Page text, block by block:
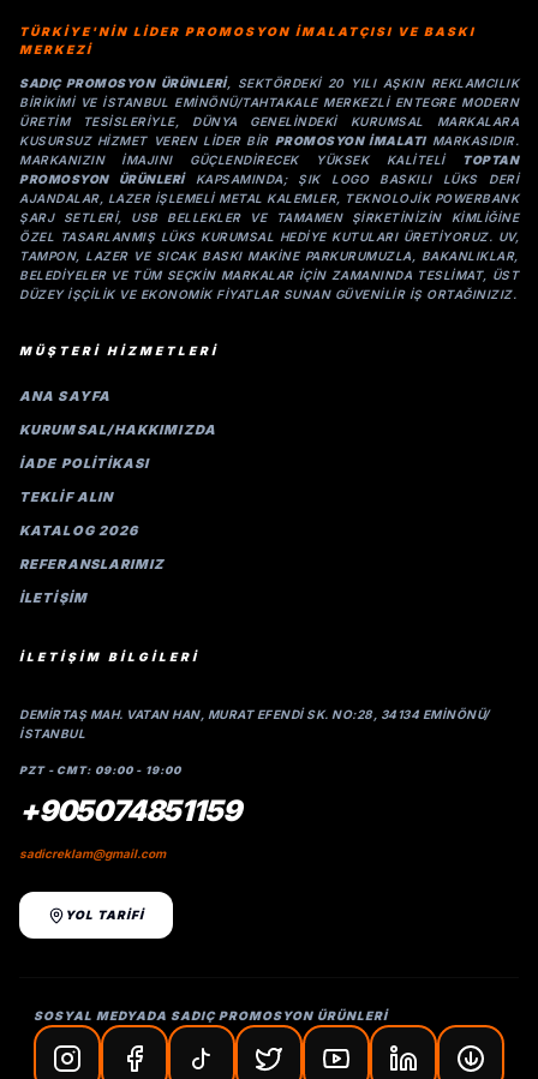
TÜRKİYE'NİN LİDER PROMOSYON İMALATÇISI VE BASKI
MERKEZİ
SADIÇ PROMOSYON ÜRÜNLERI, SEKTÖRDEKI 20 YILI AŞKIN REKLAMCILIK
BIRIKIMI VE İSTANBUL EMINÖNÜ/TAHTAKALE MERKEZLI ENTEGRE MODERN
ÜRETIM TESISLERIYLE, DÜNYA GENELINDEKI KURUMSAL MARKALARA
KUSURSUZ HIZMET VEREN LIDER BIR PROMOSYON IMALATIMARKASIDIR.
MARKANIZIN IMAJINI GÜÇLENDIRECEK YÜKSEK KALITELI
TOPTAN
PROMOSYON ÜRÜNLERIKAPSAMINDA; ŞIK LOGO BASKILI LÜKS DERI
AJANDALAR, LAZER IŞLEMELI METAL KALEMLER, TEKNOLOJIK POWERBANK
ŞARJ SETLERI, USB BELLEKLER VE TAMAMEN ŞIRKETINIZIN KIMLIĞINE
ÖZEL TASARLANMIŞ LÜKS KURUMSAL HEDIYE KUTULARI ÜRETIYORUZ. UV,
TAMPON, LAZER VE SICAK BASKI MAKINE PARKURUMUZLA, BAKANLIKLAR,
BELEDIYELER VE TÜM SEÇKIN MARKALAR IÇIN ZAMANINDA TESLIMAT, ÜST
DÜZEY IŞÇILIK VE EKONOMIK FIYATLAR SUNAN GÜVENILIR IŞ ORTAĞINIZIZ.
MÜŞTERİ HİZMETLERİ
ANA SAYFA
KURUMSAL/HAKKIMIZDA
İADE POLİTİKASI
TEKLİF ALIN
KATALOG 2026
REFERANSLARIMIZ
İLETIŞIM
İLETİŞİM BİLGİLERİ
DEMIRTAŞ MAH. VATAN HAN, MURAT EFENDI SK. NO:28, 34134 EMINÖNÜ/
İSTANBUL
PZT - CMT: 09:00 - 19:00
+905074851159
sadicreklam@gmail.com
YOL TARİFİ
SOSYAL MEDYADA SADIÇ PROMOSYON ÜRÜNLERİ